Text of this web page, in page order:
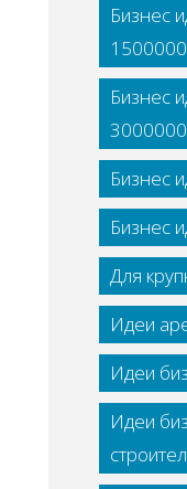
Бизнес
Бизнес
3000000
Бизнес
Бизнес
Для
Идеи
Идеи
Идеи